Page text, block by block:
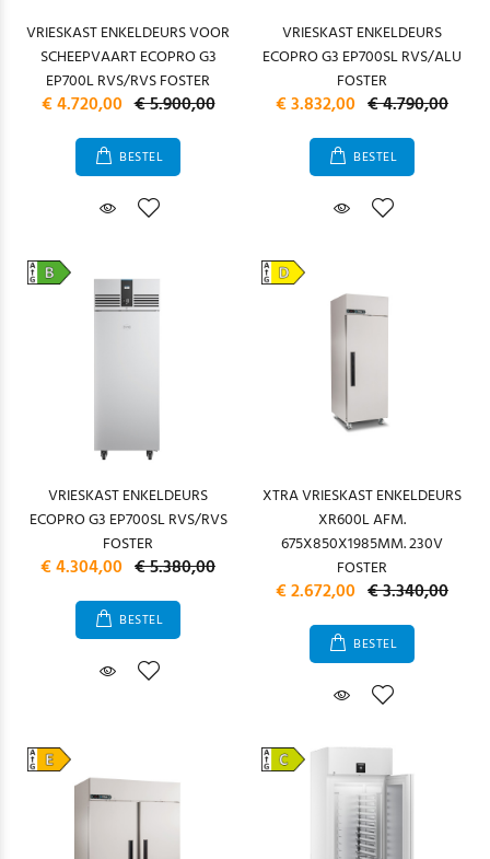
VRIESKAST ENKELDEURS VOOR
SCHEEPVAART ECOPRO G3
EP700L RVS/RVS FOSTER
€ 4.720,00 € 5.900,00
BESTEL
VRIESKAST ENKELDEURS
ECOPRO G3 EP700SL RVS/ALU
FOSTER
€ 3.832,00 € 4.790,00
BESTEL
VRIESKAST ENKELDEURS
ECOPRO G3 EP700SL RVS/RVS
FOSTER
€ 4.304,00 € 5.380,00
BESTEL
XTRA VRIESKAST ENKELDEURS
XR600L AFM.
675X850X1985MM. 230V
FOSTER
€ 2.672,00 € 3.340,00
BESTEL